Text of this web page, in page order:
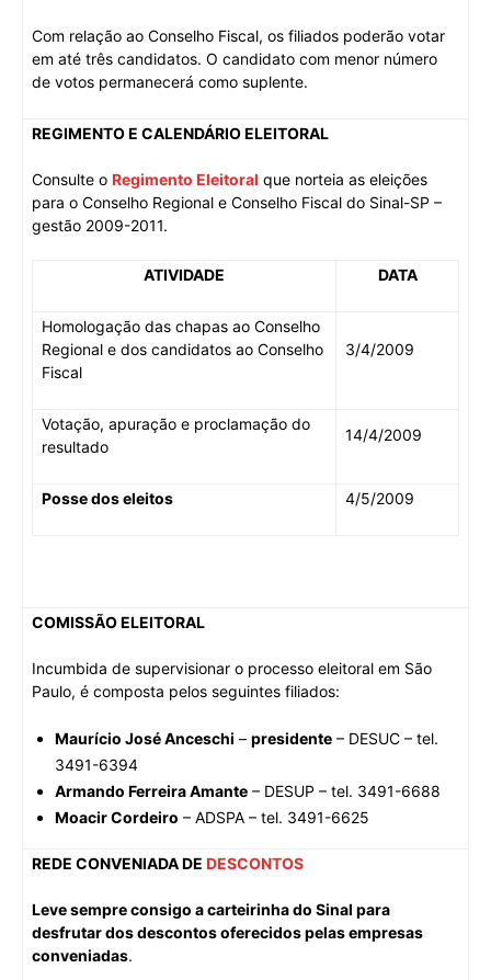
Com relação ao Conselho Fiscal, os filiados poderão votar
em até três candidatos. O candidato com menor número
de votos permanecerá como suplente.
REGIMENTO E CALENDÁRIO ELEITORAL
Consulte o Regimento Eleitoral que norteia as eleições
para o Conselho Regional e Conselho Fiscal do Sinal-SP –
gestão 2009-2011.
ATIVIDADE DATA
Homologação das chapas ao Conselho
Regional e dos candidatos ao Conselho
Fiscal
3/4/2009
Votação, apuração e proclamação do
resultado
14/4/2009
Posse dos eleitos 4/5/2009
COMISSÃO ELEITORAL
Incumbida de supervisionar o processo eleitoral em São
Paulo, é composta pelos seguintes filiados:
Maurício José Anceschi – presidente – DESUC – tel.
3491-6394
Armando Ferreira Amante – DESUP – tel. 3491-6688
Moacir Cordeiro – ADSPA – tel. 3491-6625
REDE CONVENIADA DE DESCONTOS
Leve sempre consigo a carteirinha do Sinal para
desfrutar dos descontos oferecidos pelas empresas
conveniadas.